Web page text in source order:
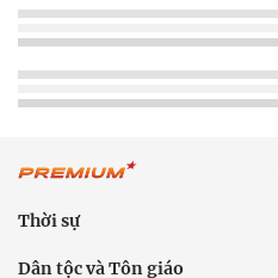
Thời sự
Dân tộc và Tôn giáo